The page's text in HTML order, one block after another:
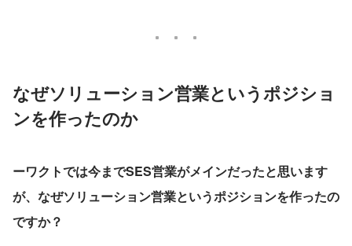
なぜソリューション営業というポジショ
ンを作ったのか
ーワクトでは今までSES営業がメインだったと思います
が、なぜソリューション営業というポジションを作ったの
ですか？